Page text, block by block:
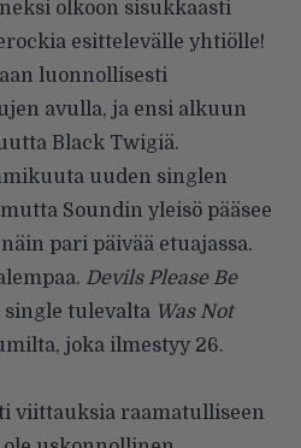
olkoon sisukkaasti
esittelevälle yhtiölle!
luonnollisesti
avulla, ja ensi alkuun
Black Twigiä.
uuden singlen
Soundin yleisö pääsee
pari päivää etuajassa.
Devils Please Be
tulevalta Was Not
joka ilmestyy 26.
viittauksia raamatulliseen